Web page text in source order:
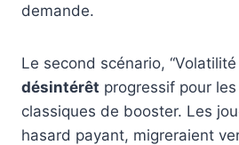
demande.
Le second scénario, “Volatilité
désintérêt progressif pour
classiques de booster. Les
hasard payant, migreraient